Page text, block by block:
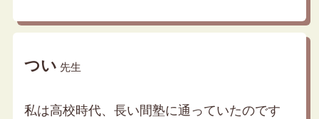
つい 先生
私は高校時代、長い間塾に通っていたのです